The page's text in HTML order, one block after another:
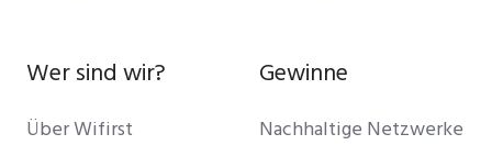
Wer sind wir?
Über Wifirst
Gewinne
Nachhaltige Netzwerke